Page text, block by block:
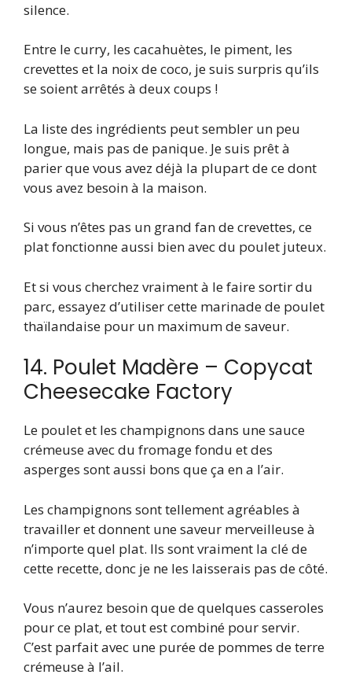
silence.
Entre le curry, les cacahuètes, le piment, les
crevettes et la noix de coco, je suis surpris qu’ils
se soient arrêtés à deux coups !
La liste des ingrédients peut sembler un peu
longue, mais pas de panique. Je suis prêt à
parier que vous avez déjà la plupart de ce dont
vous avez besoin à la maison.
Si vous n’êtes pas un grand fan de crevettes, ce
plat fonctionne aussi bien avec du poulet juteux.
Et si vous cherchez vraiment à le faire sortir du
parc, essayez d’utiliser cette marinade de poulet
thaïlandaise pour un maximum de saveur.
14. Poulet Madère – Copycat
Cheesecake Factory
Le poulet et les champignons dans une sauce
crémeuse avec du fromage fondu et des
asperges sont aussi bons que ça en a l’air.
Les champignons sont tellement agréables à
travailler et donnent une saveur merveilleuse à
n’importe quel plat. Ils sont vraiment la clé de
cette recette, donc je ne les laisserais pas de côté.
Vous n’aurez besoin que de quelques casseroles
pour ce plat, et tout est combiné pour servir.
C’est parfait avec une purée de pommes de terre
crémeuse à l’ail.